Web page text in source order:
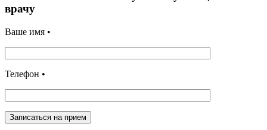
врачу
Ваше имя •
Телефон •
Записаться на прием